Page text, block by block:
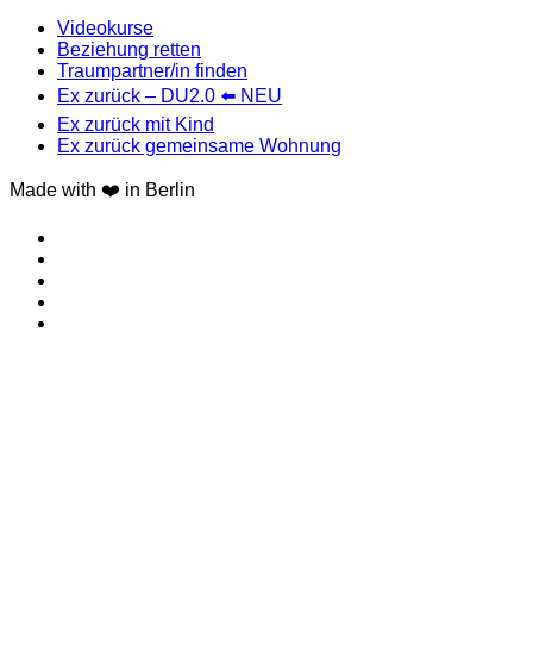
Videokurse
Beziehung retten
Traumpartner/in finden
Ex zurück – DU2.0 ⬅️ NEU
Ex zurück mit Kind
Ex zurück gemeinsame Wohnung
Made with ❤️ in Berlin